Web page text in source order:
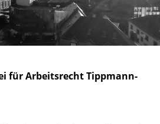
für Arbeitsrecht Tippmann-